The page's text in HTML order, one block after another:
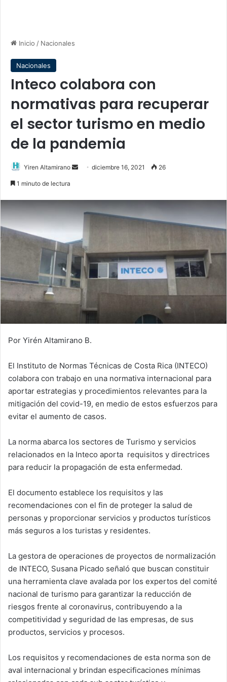
Inicio / Nacionales
Nacionales
Inteco colabora con
normativas para recuperar
el sector turismo en medio
de la pandemia
Yiren Altamirano
Senddiciembre 16, 2021 26
1 minuto de lectura
Por Yirén Altamirano B.
El Instituto de Normas Técnicas de Costa Rica (INTECO)
colabora con trabajo en una normativa internacional para
aportar estrategias y procedimientos relevantes para la
mitigación del covid-19, en medio de estos esfuerzos para
evitar el aumento de casos.
La norma abarca los sectores de Turismo y servicios
relacionados en la Inteco aporta requisitos y directrices
para reducir la propagación de esta enfermedad.
El documento establece los requisitos y las
recomendaciones con el fin de proteger la salud de
personas y proporcionar servicios y productos turísticos
más seguros a los turistas y residentes.
La gestora de operaciones de proyectos de normalización
de INTECO, Susana Picado señaló que buscan constituir
una herramienta clave avalada por los expertos del comité
nacional de turismo para garantizar la reducción de
riesgos frente al coronavirus, contribuyendo a la
competitividad y seguridad de las empresas, de sus
productos, servicios y procesos.
Los requisitos y recomendaciones de esta norma son de
aval internacional y brindan especificaciones mínimas